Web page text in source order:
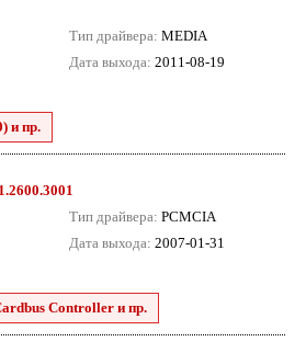
Тип драйвера: MEDIA
Дата выхода: 2011-08-19
и пр.
Тип драйвера: PCMCIA
Дата выхода: 2007-01-31
Controller и пр.